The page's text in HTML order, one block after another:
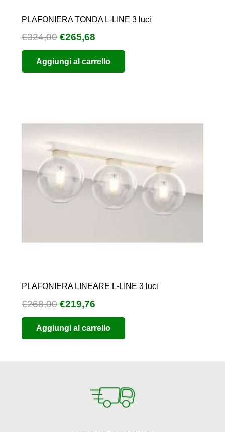
PLAFONIERA TONDA L-LINE 3 luci
€324,00 Il
prezzo
originale
era:
€265,68
prezzo
attuale
è:
Aggiungi al carrello
PLAFONIERA LINEARE L-LINE 3 luci
€268,00 Il
prezzo
originale
era:
€219,76
prezzo
attuale
è:
Aggiungi al carrello